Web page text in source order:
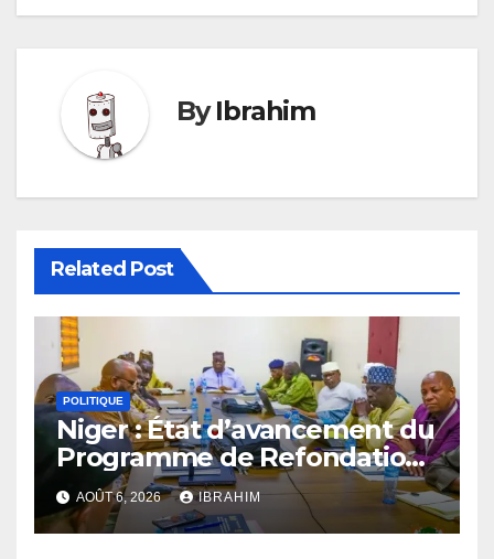
ByIbrahim
Related Post
POLITIQUE
Niger : État d’avancement du
Programme de Refondation
à mi-parcours
AOÛT 6, 2026 IBRAHIM